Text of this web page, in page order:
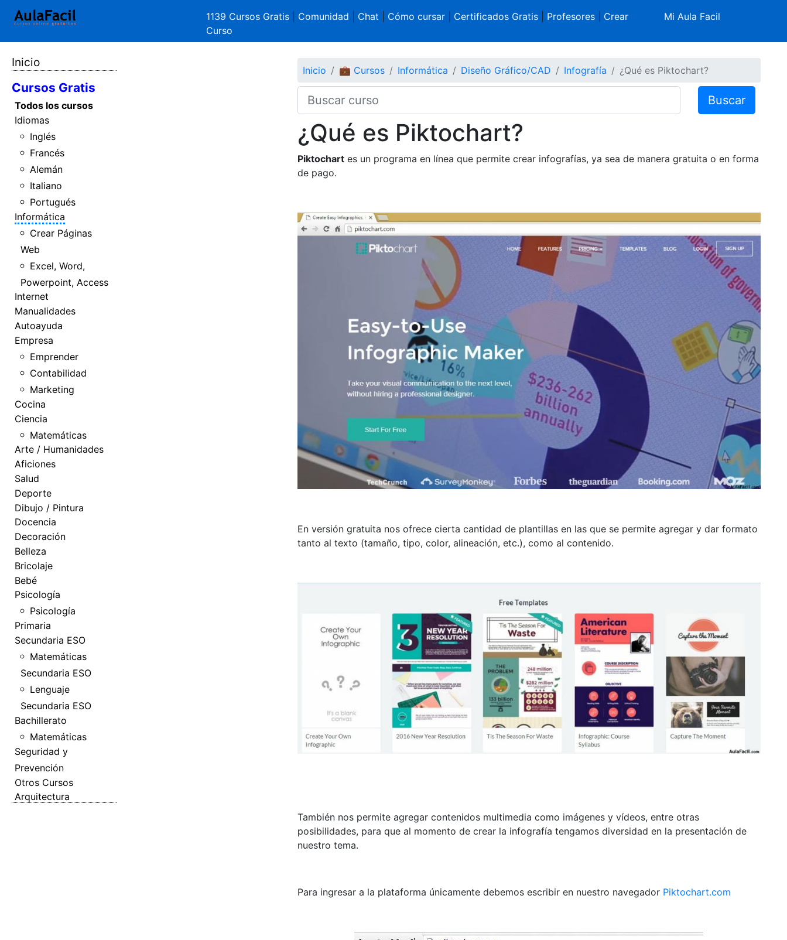
1139 Cursos Gratis Comunidad Chat Cómo cursar| Certificados Gratis| Profesores| Crear
Curso
Mi Aula Facil
Inicio
Cursos Gratis
Todos los cursos
Idiomas
Inglés
Francés
Alemán
Italiano
Portugués
Informática
Crear Páginas
Web
Excel, Word,
Powerpoint, Access
Internet
Manualidades
Autoayuda
Empresa
Emprender
Contabilidad
Marketing
Cocina
Ciencia
Matemáticas
Arte / Humanidades
Aficiones
Salud
Deporte
Dibujo / Pintura
Docencia
Decoración
Belleza
Bricolaje
Bebé
Psicología
Psicología
Primaria
Secundaria ESO
Matemáticas
Secundaria ESO
Lenguaje
Secundaria ESO
Bachillerato
Matemáticas
Seguridad y
Prevención
Otros Cursos
Arquitectura
Inicio 💼 Cursos Informática Diseño Gráfico/CAD Infografía ¿Qué es Piktochart?
Buscar
¿Qué es Piktochart?
Piktochartes un programa en línea que permite crear infografías, ya sea de manera gratuita o en forma
de pago.
En versión gratuita nos ofrece cierta cantidad de plantillas en las que se permite agregar y dar formato
tanto al texto (tamaño, tipo, color, alineación, etc.), como al contenido.
También nos permite agregar contenidos multimedia como imágenes y vídeos, entre otras
posibilidades, para que al momento de crear la infografía tengamos diversidad en la presentación de
nuestro tema.
Para ingresar a la plataforma únicamente debemos escribir en nuestro navegador Piktochart.com